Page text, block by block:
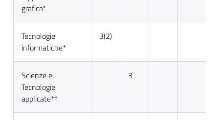
grafica*
Tecnologie
informatiche*
3(2)
Scienze e
Tecnologie
applicate**
3